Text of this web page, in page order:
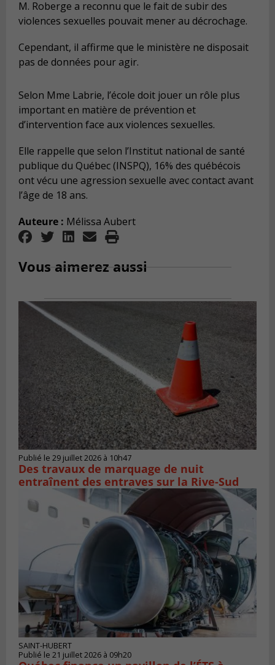
M. Roberge a reconnu que le fait de subir des
violences sexuelles pouvait mener au décrochage.
Cependant, il affirme que le ministère ne disposait
pas de données pour agir.
Selon Mme Labrie, l’école doit jouer un rôle plus
important en matière de prévention et
d’intervention face aux violences sexuelles.
Elle rappelle que selon l’Institut national de santé
publique du Québec (INSPQ), 16% des québécois
ont vécu une agression sexuelle avec contact avant
l’âge de 18 ans.
Auteure : Mélissa Aubert
Vous aimerez aussi
Publié le 29 juillet 2026 à 10h47
Des travaux de marquage de nuit
entraînent des entraves sur la Rive-Sud
SAINT-HUBERT
Publié le 21 juillet 2026 à 09h20